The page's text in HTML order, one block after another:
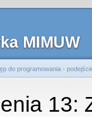
MIMUW
do programowania -
13: